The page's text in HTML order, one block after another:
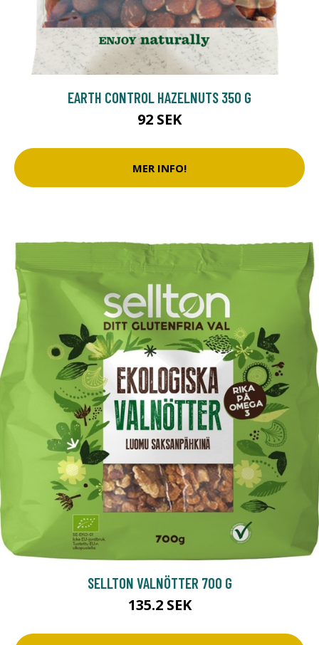
EARTH CONTROL HAZELNUTS 350 G
92 SEK
MER INFO!
SELLTON VALNÖTTER 700 G
135.2 SEK